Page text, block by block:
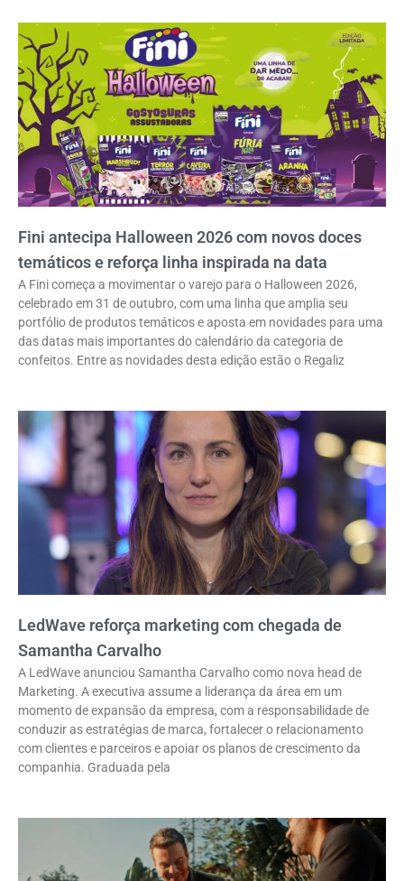
Fini antecipa Halloween 2026 com novos doces
temáticos e reforça linha inspirada na data
A Fini começa a movimentar o varejo para o Halloween 2026,
celebrado em 31 de outubro, com uma linha que amplia seu
portfólio de produtos temáticos e aposta em novidades para uma
das datas mais importantes do calendário da categoria de
confeitos. Entre as novidades desta edição estão o Regaliz
LedWave reforça marketing com chegada de
Samantha Carvalho
A LedWave anunciou Samantha Carvalho como nova head de
Marketing. A executiva assume a liderança da área em um
momento de expansão da empresa, com a responsabilidade de
conduzir as estratégias de marca, fortalecer o relacionamento
com clientes e parceiros e apoiar os planos de crescimento da
companhia. Graduada pela